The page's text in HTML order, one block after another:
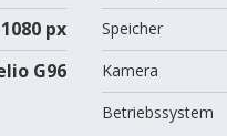
px
G96
Speicher
Kamera
Betriebssystem